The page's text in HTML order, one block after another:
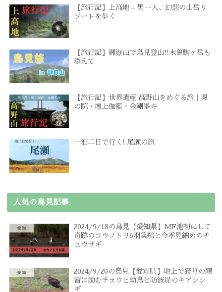
【旅行記】上高地 – 男一人、幻想の山岳リ
ゾートを歩く
【旅行記】御嶽山で鳥見登山!!木曽駒ヶ岳も
添えて
【旅行記】世界遺産 高野山をめぐる旅｜奥
の院・壇上伽藍・金剛峯寺
一泊二日で行く! 尾瀬の旅
人気の鳥見記事
2024/9/18の鳥見【愛知県】MF池初にして
奇跡のコウノトリ6羽集結と今季見納めのチ
ュウサギ
2024/9/20の鳥見【愛知県】地上で狩りの練
習に励むチュウヒ幼鳥と防波堤のキアシシ
ギ